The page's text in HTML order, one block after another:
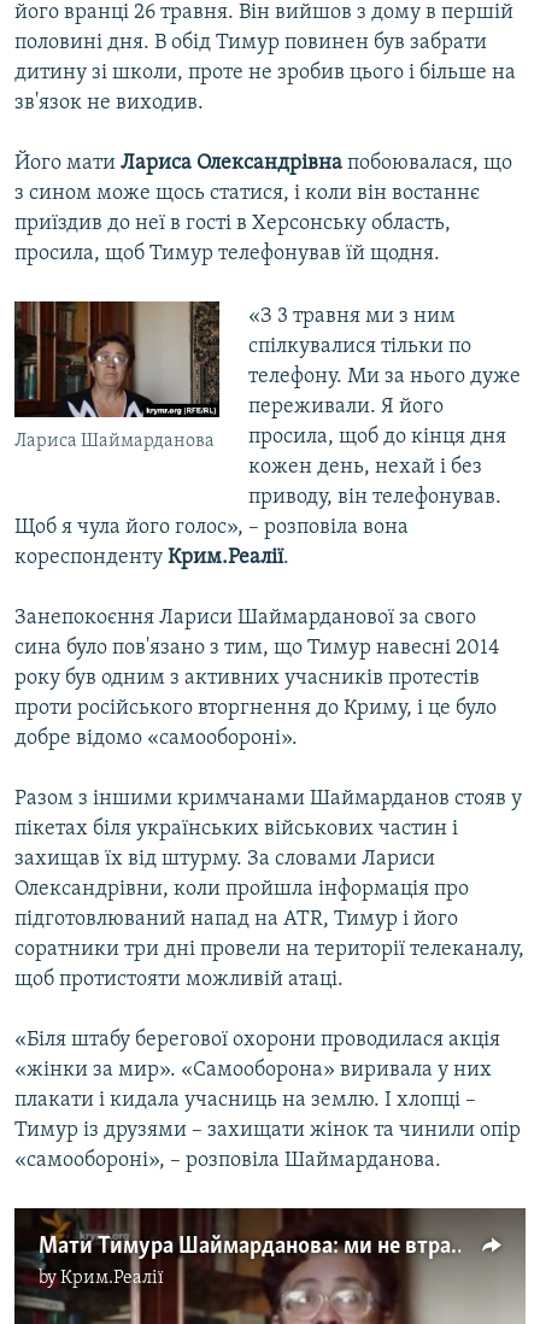
його вранці 26 травня. Він вийшов з дому в першій
половині дня. В обід Тимур повинен був забрати
дитину зі школи, проте не зробив цього і більше на
зв'язок не виходив.
Його мати Лариса Олександрівна побоювалася, що
з сином може щось статися, і коли він востаннє
приїздив до неї в гості в Херсонську область,
просила, щоб Тимур телефонував їй щодня.
Лариса Шаймарданова
«З 3 травня ми з ним
спілкувалися тільки по
телефону. Ми за нього дуже
переживали. Я його
просила, щоб до кінця дня
кожен день, нехай і без
приводу, він телефонував.
Щоб я чула його голос», – розповіла вона
кореспонденту Крим.Реалії.
Занепокоєння Лариси Шаймарданової за свого
сина було пов'язано з тим, що Тимур навесні 2014
року був одним з активних учасників протестів
проти російського вторгнення до Криму, і це було
добре відомо «самообороні».
Разом з іншими кримчанами Шаймарданов стояв у
пікетах біля українських військових частин і
захищав їх від штурму. За словами Лариси
Олександрівни, коли пройшла інформація про
підготовлюваний напад на ATR, Тимур і його
соратники три дні провели на території телеканалу,
щоб протистояти можливій атаці.
«Біля штабу берегової охорони проводилася акція
«жінки за мир». «Самооборона» виривала у них
плакати і кидала учасниць на землю. І хлопці –
Тимур із друзями – захищати жінок та чинили опір
«самообороні», – розповіла Шаймарданова.
Мати Тимура Шаймарданова: ми не втрачаємо надії (відео)
byКрим.Реалії